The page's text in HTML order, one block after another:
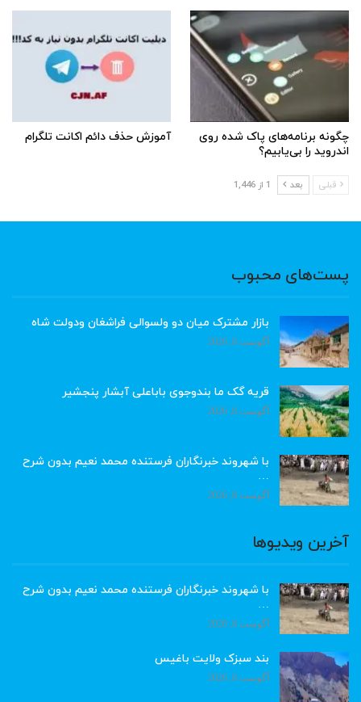
چگونه برنامه‌های پاک شده روی
اندروید را بی‌یابیم؟
آموزش حذف دائم اکانت تلگرام
قبلی بعد 1 از 1,446
پست‌های محبوب
بازار مشترک میان دو ولسوالی فراشغان ودولت شاه
آگوست 8, 2026
قریه گک ما بندوجوی باباعلی آبشار پنجشیر
آگوست 8, 2026
با شهروند خبرنگاران فرستنده محمد نعیم بدون شرح
…
آگوست 8, 2026
آخرین ویدیوها
با شهروند خبرنگاران فرستنده محمد نعیم بدون شرح
…
آگوست 8, 2026
بند سبزک ولایت باغیس
آگوست 8, 2026